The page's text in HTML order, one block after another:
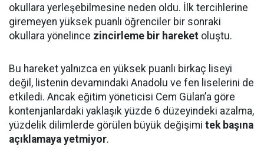
okullara yerleşebilmesine neden oldu. İlk tercihlerine
giremeyen yüksek puanlı öğrenciler bir sonraki
okullara yönelince zincirleme bir hareket oluştu.
Bu hareket yalnızca en yüksek puanlı birkaç liseyi
değil, listenin devamındaki Anadolu ve fen liselerini de
etkiledi. Ancak eğitim yöneticisi Cem Gülan’a göre
kontenjanlardaki yaklaşık yüzde 6 düzeyindeki azalma,
yüzdelik dilimlerde görülen büyük değişimi tek başına
açıklamaya yetmiyor.